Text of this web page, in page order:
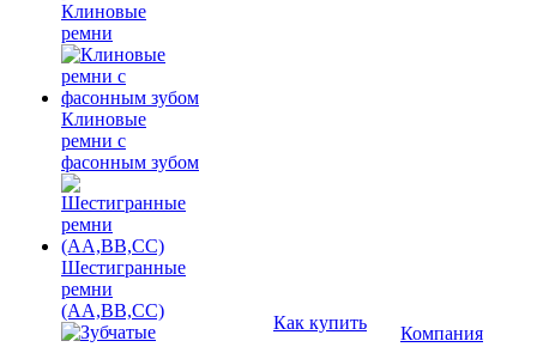
Клиновые
ремни
Клиновые
ремни с
фасонным зубом
Шестигранные
ремни
(AA,BB,CC)
Как купить
Компания